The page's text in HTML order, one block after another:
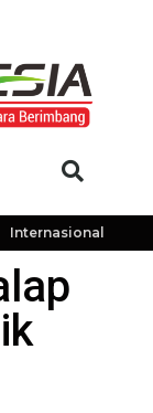
Internasional